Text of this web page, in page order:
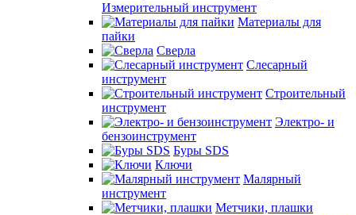
Измерительный инструмент
Материалы для
пайки
Сверла
Слесарный
инструмент
Строительный
инструмент
Электро- и
бензоинструмент
Буры SDS
Ключи
Малярный
инструмент
Метчики, плашки